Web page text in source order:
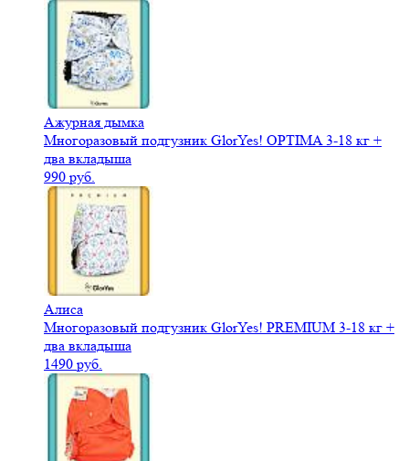
Ажурная дымка
Многоразовый подгузник GlorYes! OPTIMA 3-18 кг +
два вкладыша
990 руб.
Алиса
Многоразовый подгузник GlorYes! PREMIUM 3-18 кг +
два вкладыша
1490 руб.